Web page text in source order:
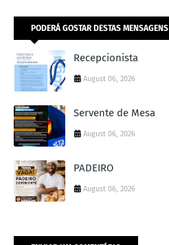
PODERÁ GOSTAR DESTAS MENSAGENS
Recepcionista
August 06, 2026
Servente de Mesa
August 06, 2026
PADEIRO
August 06, 2026